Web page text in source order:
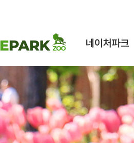
네이처파크
네이처파크 이야기
구조동물 스토리
시설안내